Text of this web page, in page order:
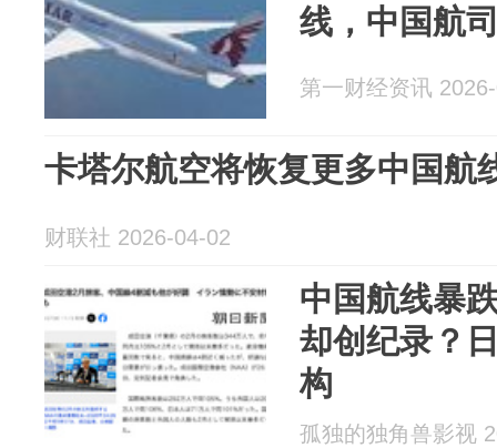
线，中国航
第一财经资讯
卡塔尔航空将恢复更多中国航
财联社 2026-04-02
中国航线暴
却创纪录？
构
孤独的独角兽影视